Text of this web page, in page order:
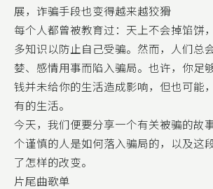
展，诈骗手段也变得越来越狡猾
每个人都曾被教育过：天上不会掉馅饼
多知识以防止自己受骗。然而，人们总
婪、感情用事而陷入骗局。也许，你足
钱并未给你的生活造成影响，但也可能
有的生活。
今天，我们便要分享一个有关被骗的故
个谨慎的人是如何落入骗局的，以及这
了怎样的改变。
片尾曲歌单